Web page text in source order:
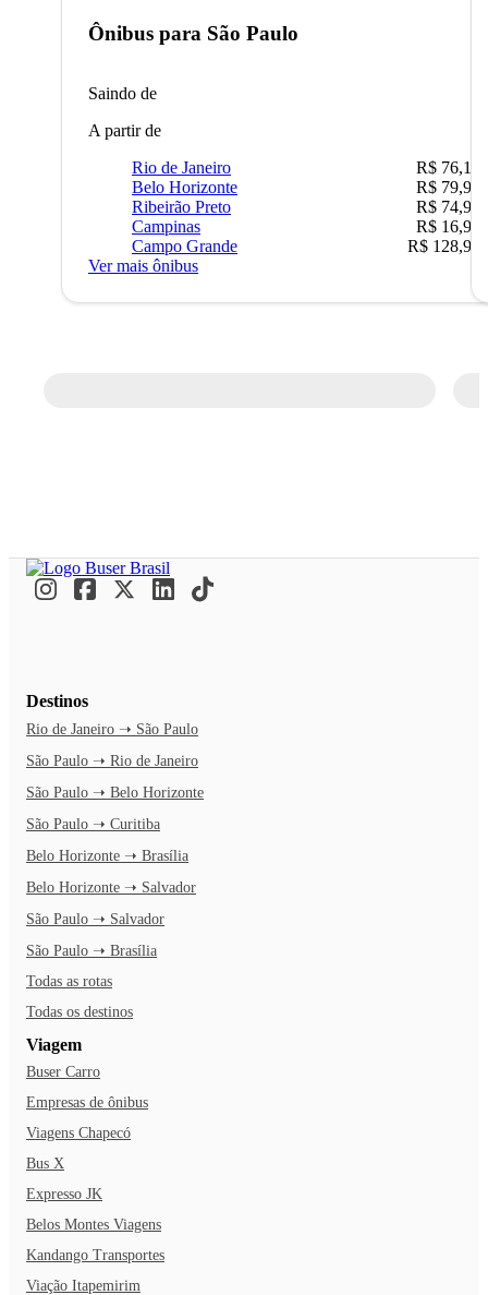
Ônibus para São Paulo
Saindo de
A partir de
Rio de Janeiro
R$ 76,10
Belo Horizonte
R$ 79,99
Ribeirão Preto
R$ 74,90
Campinas
R$ 16,90
Campo Grande
R$ 128,90
Ver mais ônibus
Destinos
Rio de Janeiro ➝ São Paulo
São Paulo ➝ Rio de Janeiro
São Paulo ➝ Belo Horizonte
São Paulo ➝ Curitiba
Belo Horizonte ➝ Brasília
Belo Horizonte ➝ Salvador
São Paulo ➝ Salvador
São Paulo ➝ Brasília
Todas as rotas
Todas os destinos
Viagem
Buser Carro
Empresas de ônibus
Viagens Chapecó
Bus X
Expresso JK
Belos Montes Viagens
Kandango Transportes
Viação Itapemirim